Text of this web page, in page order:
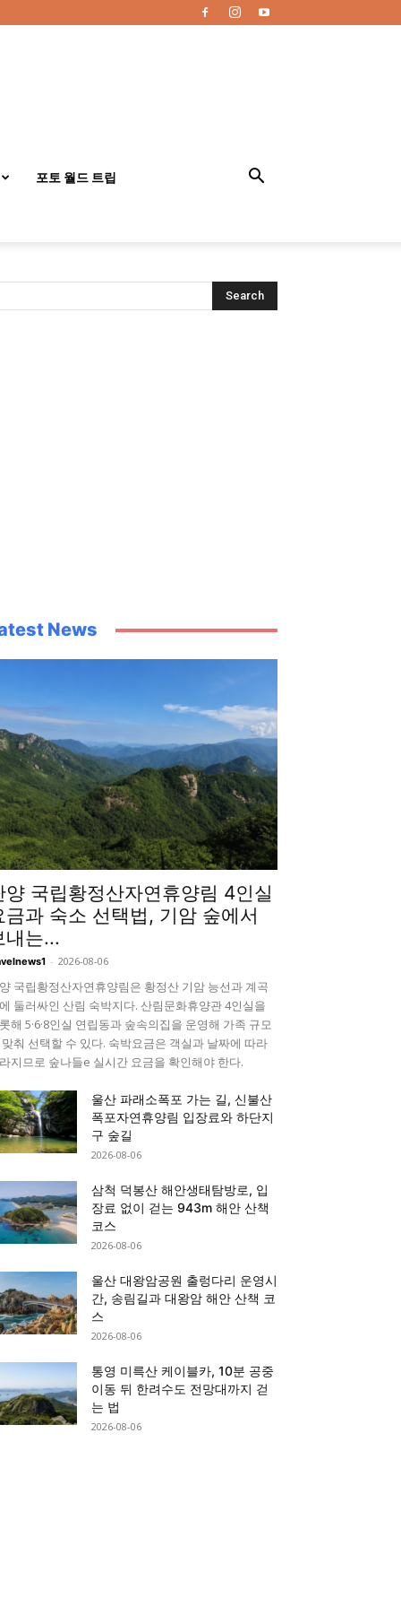
포토 월드 트립
News
양 국립황정산자연휴양림 4인실
금과 숙소 선택법, 기암 숲에서
내는...
- 2026-08-06
국립황정산자연휴양림은 황정산 기암 능선과 계곡
둘러싸인 산림 숙박지다. 산림문화휴양관 4인실을
해 5·6·8인실 연립동과 숲속의집을 운영해 가족 규모
춰 선택할 수 있다. 숙박요금은 객실과 날짜에 따라
지므로 숲나들e 실시간 요금을 확인해야 한다.
울산 파래소폭포 가는 길, 신불산
폭포자연휴양림 입장료와 하단지
구 숲길
2026-08-06
삼척 덕봉산 해안생태탐방로, 입
장료 없이 걷는 943m 해안 산책
코스
2026-08-06
울산 대왕암공원 출렁다리 운영시
간, 송림길과 대왕암 해안 산책 코
스
2026-08-06
통영 미륵산 케이블카, 10분 공중
이동 뒤 한려수도 전망대까지 걷
는 법
2026-08-06